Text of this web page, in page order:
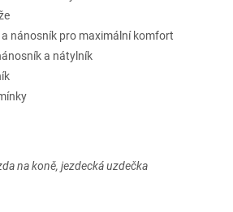
nánosník pro maximální komfort
a nátylník
na koně, jezdecká uzdečka